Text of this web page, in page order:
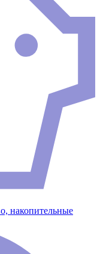
накопительные